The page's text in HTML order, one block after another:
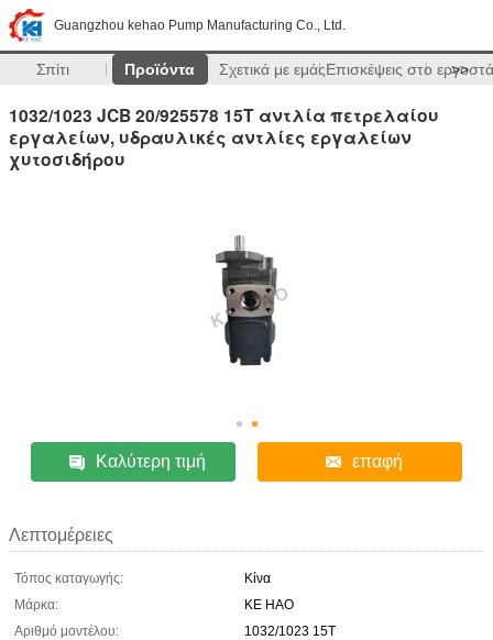
Guangzhou kehao Pump Manufacturing Co., Ltd.
Σπίτι Προϊόντα Σχετικά με εμάςΕπισκέψεις στο >>
1032/1023 JCB 20/925578 15T αντλία πετρελαίου
εργαλείων, υδραυλικές αντλίες εργαλείων
χυτοσιδήρου
Καλύτερη τιμή επαφή
Λεπτομέρειες
Τόπος καταγωγής:
Κίνα
Μάρκα:
KE HAO
Αριθμό μοντέλου:
1032/1023 15T